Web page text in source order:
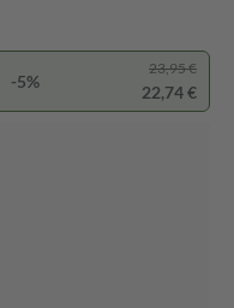
-5%
23,95 €
22,74 €